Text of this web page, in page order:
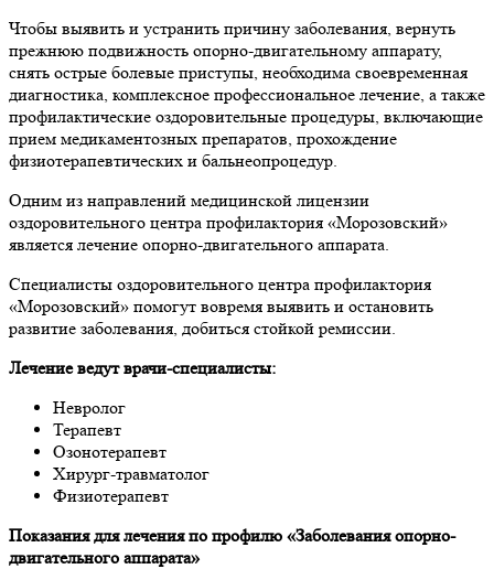
Чтобы выявить и устранить причину заболевания, вернуть
прежнюю подвижность опорно-двигательному аппарату,
снять острые болевые приступы, необходима своевременная
диагностика, комплексное профессиональное лечение, а также
профилактические оздоровительные процедуры, включающие
прием медикаментозных препаратов, прохождение
физиотерапевтических и бальнеопроцедур.
Одним из направлений медицинской лицензии
оздоровительного центра профилактория «Морозовский»
является лечение опорно-двигательного аппарата.
Специалисты оздоровительного центра профилактория
«Морозовский» помогут вовремя выявить и остановить
развитие заболевания, добиться стойкой ремиссии.
Лечение ведут врачи-специалисты:
Невролог
Терапевт
Озонотерапевт
Хирург-травматолог
Физиотерапевт
Показания для лечения по профилю «Заболевания опорно-
двигательного аппарата»